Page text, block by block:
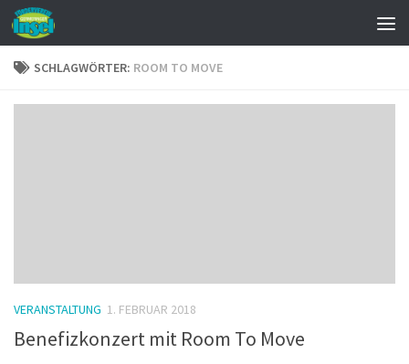
Zum Inhalt springen
SCHLAGWÖRTER: ROOM TO MOVE
VERANSTALTUNG 1. FEBRUAR 2018
Benefizkonzert mit Room To Move